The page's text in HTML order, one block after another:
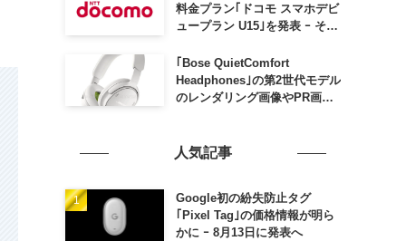
料金プラン｢ドコモ スマホデビ
ュープラン U15｣を発表 ｰ その
子割｣も
｢Bose QuietComfort
Headphones｣の第2世代モデル
のレンダリング画像やPR画像
人気記事
Google初の紛失防止タグ
｢Pixel Tag｣の価格情報が明ら
かに ｰ 8月13日に発表へ